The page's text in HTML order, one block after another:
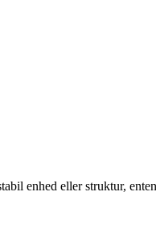
enhed eller struktur,